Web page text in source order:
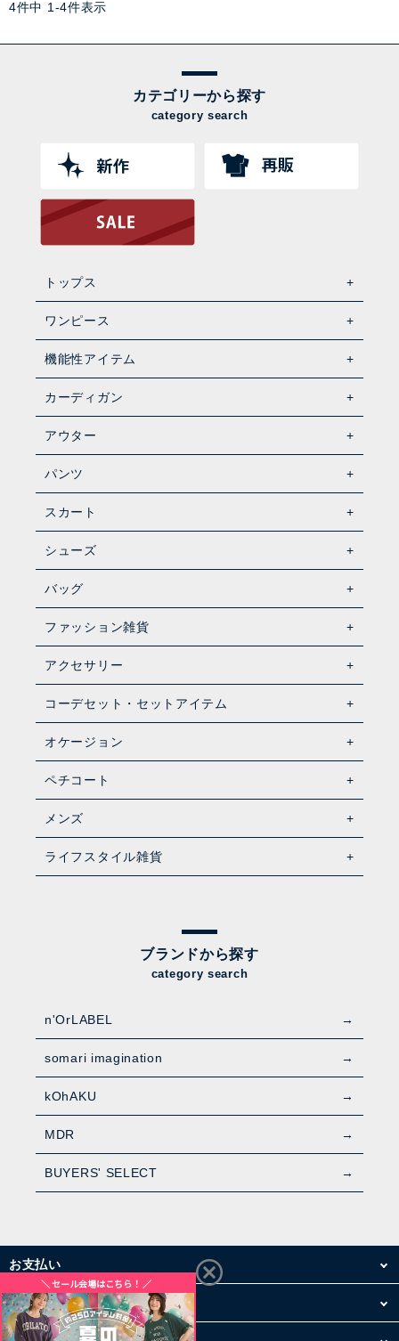
4件中 1 -4件表示
カテゴリーから探す
category search
トップス
ワンピース
機能性アイテム
カーディガン
アウター
パンツ
スカート
シューズ
バッグ
ファッション雑貨
アクセサリー
コーデセット・セットアイテム
オケージョン
ペチコート
メンズ
ライフスタイル雑貨
ブランドから探す
category search
n'OrLABEL
somari imagination
kOhAKU
MDR
BUYERS' SELECT
お支払い
配送・送料